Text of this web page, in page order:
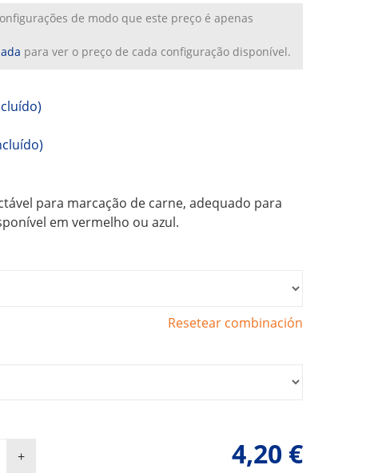
de modo que este preço é apenas
para ver o preço de cada configuração disponível.
para marcação de carne, adequado para
em vermelho ou azul.
Resetear combinación
4,20 €